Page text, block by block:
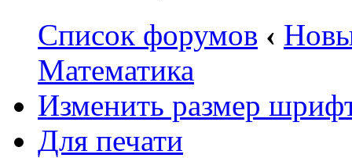
Список форумов ‹
Математика
Изменить размер
Для печати